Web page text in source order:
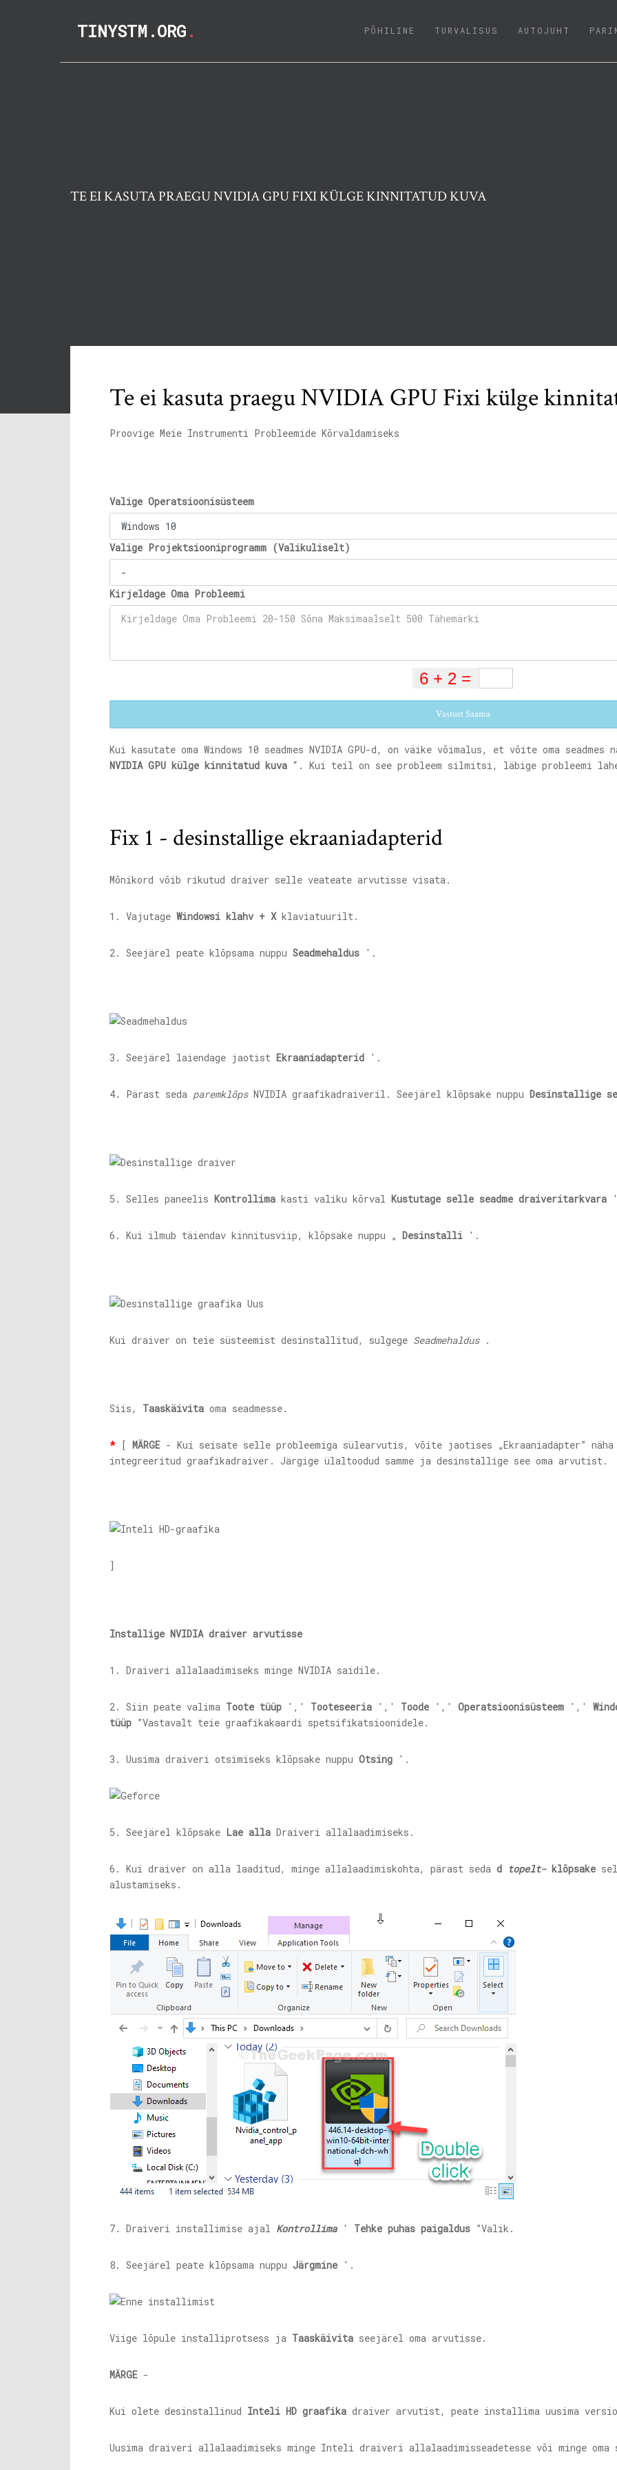
TINYSTM.ORG. PÕHILINE (CURRENT)
TURVALISUS AUTOJUHT
TE EI KASUTA PRAEGU NVIDIA GPU FIXI KÜLGE KINNITATUD KUVA
Te ei kasuta praegu NVIDIA GPU Fixi külge
Proovige Meie Instrumenti Probleemide Kõrvaldamiseks
Valige Operatsioonisüsteem
Valige Projektsiooniprogramm (Valikuliselt)
Kirjeldage Oma Probleemi
Vastust Saama
Kui kasutate oma Windows 10 seadmes NVIDIA GPU-d, on väike võimalus, et võite oma seadmes
NVIDIA GPU külge kinnitatud kuva “. Kui teil on see probleem silmitsi, läbige probleemi
Fix 1 - desinstallige ekraaniadapterid
Mõnikord võib rikutud draiver selle veateate arvutisse visata.
1. Vajutage Windowsi klahv + Xklaviatuurilt.
2. Seejärel peate klõpsama nuppu Seadmehaldus '.
3. Seejärel laiendage jaotist Ekraaniadapterid '.
4. Pärast seda paremklõpsNVIDIA graafikadraiveril. Seejärel klõpsake nuppu Desinstallige
5. Selles paneelis Kontrollima kasti valiku kõrval Kustutage selle seadme draiveritarkvara
6. Kui ilmub täiendav kinnitusviip, klõpsake nuppu „ Desinstalli '.
Kui draiver on teie süsteemist desinstallitud, sulgege Seadmehaldus.
Siis, Taaskäivita oma seadmesse.
* [ MÄRGE - Kui seisate selle probleemiga sülearvutis, võite jaotises „Ekraaniadapter”
integreeritud graafikadraiver. Järgige ülaltoodud samme ja desinstallige see oma arvutist.
]
Installige NVIDIA draiver arvutisse
1. Draiveri allalaadimiseks minge NVIDIA saidile.
2. Siin peate valima Toote tüüp ',' Tooteseeria ',' Toode ',' Operatsioonisüsteem ','
tüüp ”Vastavalt teie graafikakaardi spetsifikatsioonidele.
3. Uusima draiveri otsimiseks klõpsake nuppu Otsing '.
5. Seejärel klõpsake Lae alla Draiveri allalaadimiseks.
6. Kui draiver on alla laaditud, minge allalaadimiskohta, pärast seda d topelt-klõpsake
alustamiseks.
7. Draiveri installimise ajal Kontrollima ' Tehke puhas paigaldus ”Valik.
8. Seejärel peate klõpsama nuppu Järgmine '.
Viige lõpule installiprotsess ja Taaskäivita seejärel oma arvutisse.
MÄRGE -
Kui olete desinstallinud Inteli HD graafika draiver arvutist, peate installima uusima
Uusima draiveri allalaadimiseks minge Inteli draiveri allalaadimisseadetesse või minge